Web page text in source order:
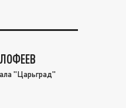
"Царьград"